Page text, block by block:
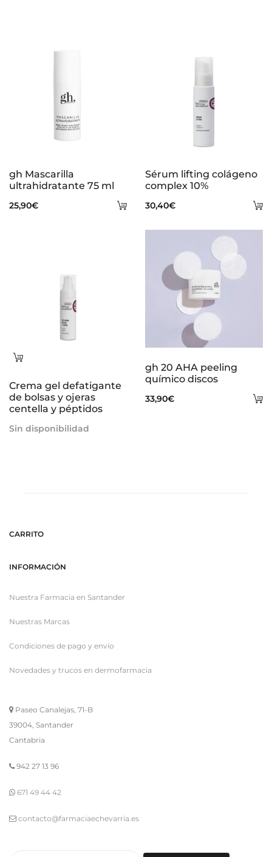
Añadir
gh Mascarilla
ultrahidratante 75 ml
25,90€
Sérum lifting colágeno
complex 10%
30,40€
Leer
Crema gel defatigante
de bolsas y ojeras
centella y péptidos
Sin disponibilidad
gh 20 AHA peeling
químico discos
33,90€
CARRITO
INFORMACIÓN
Nuestra Farmacia en Santander
Nuestras Marcas
Condiciones de pago y envío
Novedades y trucos en dermofarmacia
Paseo Canalejas, 71-B
39004, Santander
Cantabria
942 27 13 96
671 49 44 42
contacto@farmaciaechevarria.es